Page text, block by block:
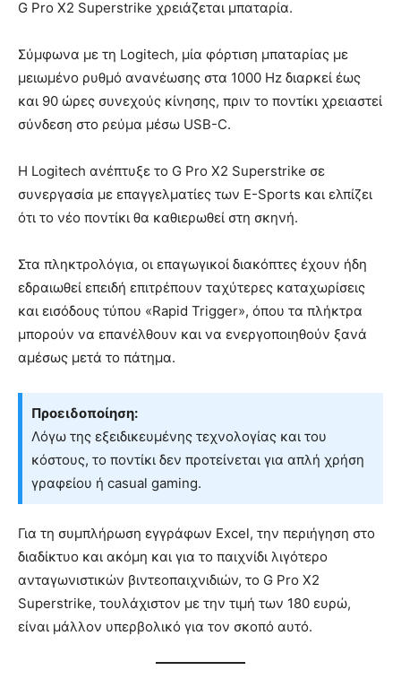
G Pro X2 Superstrike χρειάζεται μπαταρία.
Σύμφωνα με τη Logitech, μία φόρτιση μπαταρίας με
μειωμένο ρυθμό ανανέωσης στα 1000 Hz διαρκεί έως
και 90 ώρες συνεχούς κίνησης, πριν το ποντίκι χρειαστεί
σύνδεση στο ρεύμα μέσω USB-C.
Η Logitech ανέπτυξε το G Pro X2 Superstrike σε
συνεργασία με επαγγελματίες των E-Sports και ελπίζει
ότι το νέο ποντίκι θα καθιερωθεί στη σκηνή.
Στα πληκτρολόγια, οι επαγωγικοί διακόπτες έχουν ήδη
εδραιωθεί επειδή επιτρέπουν ταχύτερες καταχωρίσεις
και εισόδους τύπου «Rapid Trigger», όπου τα πλήκτρα
μπορούν να επανέλθουν και να ενεργοποιηθούν ξανά
αμέσως μετά το πάτημα.
Προειδοποίηση:
Λόγω της εξειδικευμένης τεχνολογίας και του
κόστους, το ποντίκι δεν προτείνεται για απλή χρήση
γραφείου ή casual gaming.
Για τη συμπλήρωση εγγράφων Excel, την περιήγηση στο
διαδίκτυο και ακόμη και για το παιχνίδι λιγότερο
ανταγωνιστικών βιντεοπαιχνιδιών, το G Pro X2
Superstrike, τουλάχιστον με την τιμή των 180 ευρώ,
είναι μάλλον υπερβολικό για τον σκοπό αυτό.